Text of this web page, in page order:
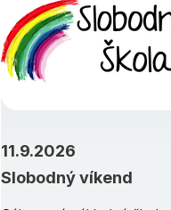
Slobodný víkend
11.9.2026